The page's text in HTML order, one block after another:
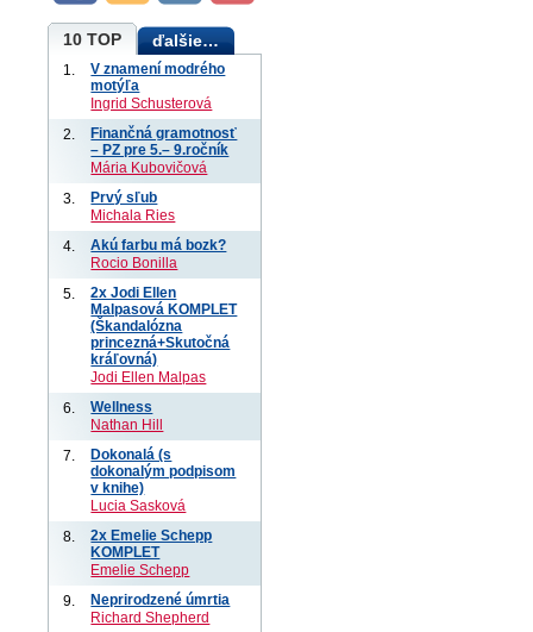
10 TOP ďalšie…
1.
V znamení modrého
motýľa
Ingrid Schusterová
2.
Finančná gramotnosť
– PZ pre 5.– 9.ročník
Mária Kubovičová
3.
Prvý sľub
Michala Ries
4.
Akú farbu má bozk?
Rocio Bonilla
5.
2x Jodi Ellen
Malpasová KOMPLET
(Škandalózna
princezná+Skutočná
kráľovná)
Jodi Ellen Malpas
6.
Wellness
Nathan Hill
7.
Dokonalá (s
dokonalým podpisom
v knihe)
Lucia Sasková
8.
2x Emelie Schepp
KOMPLET
Emelie Schepp
9.
Neprirodzené úmrtia
Richard Shepherd